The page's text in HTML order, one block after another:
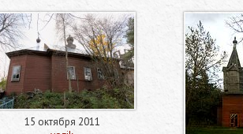
15 октября 2011